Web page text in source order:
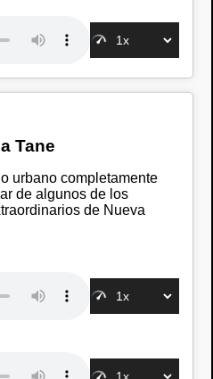
Tane
urbano completamente
de algunos de los
de Nueva